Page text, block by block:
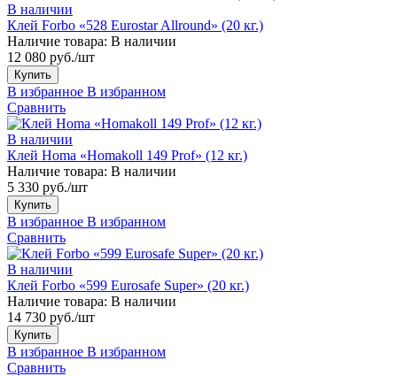
В наличии
Клей Forbo «528 Eurostar Allround» (20 кг.)
Наличие товара: В наличии
12 080 руб./шт
Купить
В избранное В избранном
Сравнить
В наличии
Клей Homa «Homakoll 149 Prof» (12 кг.)
Наличие товара: В наличии
5 330 руб./шт
Купить
В избранное В избранном
Сравнить
В наличии
Клей Forbo «599 Eurosafe Super» (20 кг.)
Наличие товара: В наличии
14 730 руб./шт
Купить
В избранное В избранном
Сравнить